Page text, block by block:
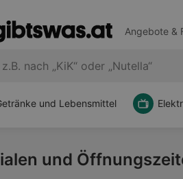
Angebote &
und Lebensmittel
und